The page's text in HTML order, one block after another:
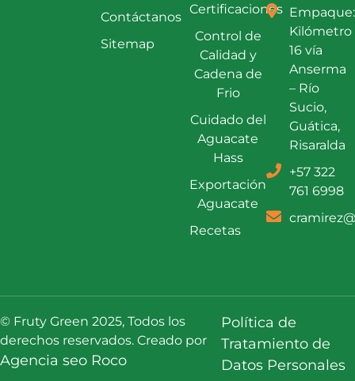
Contáctanos
Sitemap
Certificaciones
Control de
Calidad y
Cadena de
Frio
Cuidado del
Aguacate
Hass
Exportación
Aguacate
Recetas
Empaque:
Kilómetro
16 vía
Anserma
– Río
Sucio,
Guática,
Risaralda
+57 322
761 6998
© Fruty Green 2025, Todos los
derechos reservados. Creado por
Agencia seo Roco
Política de
Tratamiento de
Datos Personales